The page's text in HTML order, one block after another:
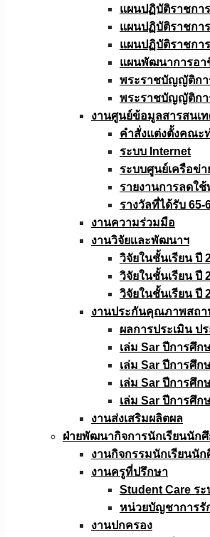
แผนปฏิบัติราชกา
แผนปฏิบัติราชกา
แผนปฏิบัติราชกา
แผนพัฒนาการอา
พระราชบัญญัติกา
พระราชบัญญัติกา
งานศูนย์ข้อมูลสารสนเ
คำสั่งแต่งตั้งคณะ
ระบบ Internet
ระบบศูนย์เครือข่
รายงานการลดใ
รางวัลที่ได้รับ 65-
งานความร่วมมือ
งานวิจัยเเละพัฒนาฯ
วิจัยในชั้นเรียน ปี
วิจัยในชั้นเรียน ปี
วิจัยในชั้นเรียน ปี
งานประกันคุณภาพสถา
ผลการประเมิน
เล่ม Sar ปีการศึก
เล่ม Sar ปีการศึก
เล่ม Sar ปีการศึก
เล่ม Sar ปีการศึก
งานส่งเสริมผลิตผล
ฝ่ายพัฒนากิจการนักเรียนนัก
งานกิจกรรมนักเรียนนั
งานครูที่ปรึกษา
Student Care ร
หน่วยบัญชาการรั
งานปกครอง